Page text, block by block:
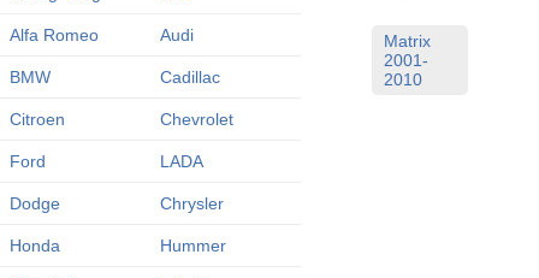
Alfa Romeo Audi
BMW Cadillac
Citroen Chevrolet
Ford LADA
Dodge Chrysler
Honda Hummer
Matrix
2001-
2010